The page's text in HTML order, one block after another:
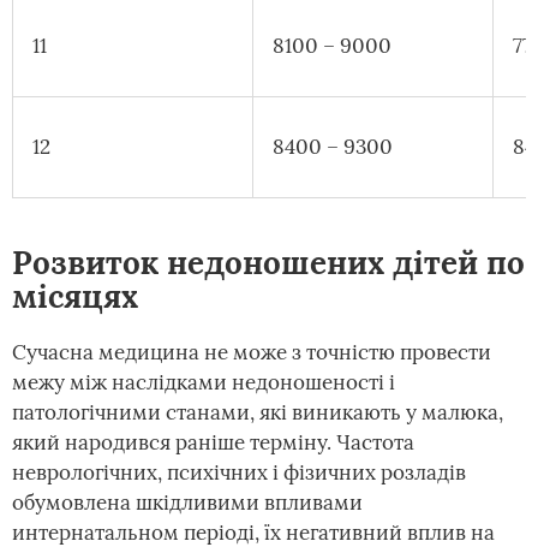
11 8100 – 9000
12 8400 – 9300
Розвиток недоношених дітей по
місяцях
Сучасна медицина не може з точністю провести
межу між наслідками недоношеності і
патологічними станами, які виникають у малюка,
який народився раніше терміну. Частота
неврологічних, психічних і фізичних розладів
обумовлена шкідливими впливами
интернатальном періоді, їх негативний вплив на